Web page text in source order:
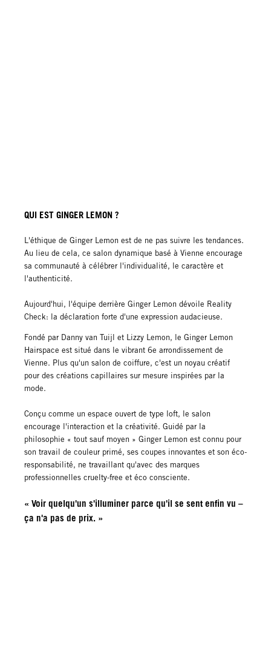
QUI EST GINGER LEMON ?
L'éthique de Ginger Lemon est de ne pas suivre les tendances.
Au lieu de cela, ce salon dynamique basé à Vienne encourage
sa communauté à célébrer l'individualité, le caractère et
l'authenticité.
Aujourd'hui, l'équipe derrière Ginger Lemon dévoile Reality
Check: la déclaration forte d'une expression audacieuse.
Fondé par Danny van Tuijl et Lizzy Lemon, le Ginger Lemon
Hairspace est situé dans le vibrant 6e arrondissement de
Vienne. Plus qu'un salon de coiffure, c'est un noyau créatif
pour des créations capillaires sur mesure inspirées par la
mode.
Conçu comme un espace ouvert de type loft, le salon
encourage l'interaction et la créativité. Guidé par la
philosophie « tout sauf moyen » Ginger Lemon est connu pour
son travail de couleur primé, ses coupes innovantes et son éco-
responsabilité, ne travaillant qu'avec des marques
professionnelles cruelty-free et éco consciente.
« Voir quelqu'un s'illuminer parce qu'il se sent enfin vu –
ça n'a pas de prix. »